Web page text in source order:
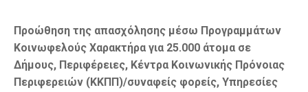
Προώθηση της απασχόλησης μέσω Προγραμμάτων
Κοινωφελούς Χαρακτήρα για 25.000 άτομα σε
Δήμους, Περιφέρειες, Κέντρα Κοινωνικής Πρόνοιας
Περιφερειών (ΚΚΠΠ)/συναφείς φορείς, Υπηρεσίες